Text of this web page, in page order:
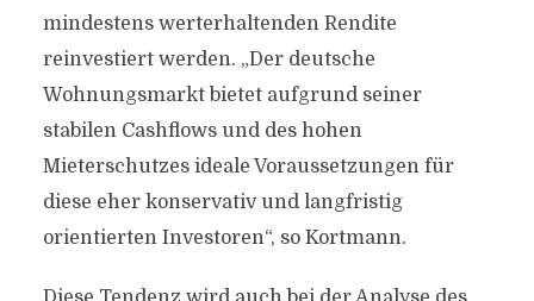
mindestens werterhaltenden Rendite
reinvestiert werden. „Der deutsche
Wohnungsmarkt bietet aufgrund seiner
stabilen Cashflows und des hohen
Mieterschutzes ideale Voraussetzungen für
diese eher konservativ und langfristig
orientierten Investoren“, so Kortmann.